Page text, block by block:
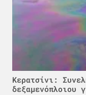
Κερατσίνι:
δεξαμενόπλοιου